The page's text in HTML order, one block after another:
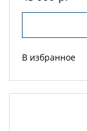
В избранное